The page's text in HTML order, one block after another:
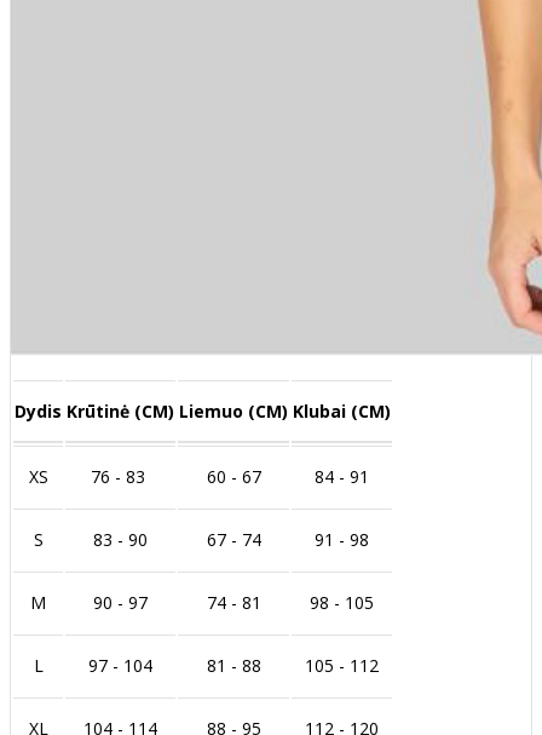
Dydis Krūtinė (CM) Liemuo (CM) Klubai (CM)
XS 76 - 83 60 - 67 84 - 91
S 83 - 90 67 - 74 91 - 98
M 90 - 97 74 - 81 98 - 105
L 97 - 104 81 - 88 105 - 112
XL 104 - 114 88 - 95 112 - 120